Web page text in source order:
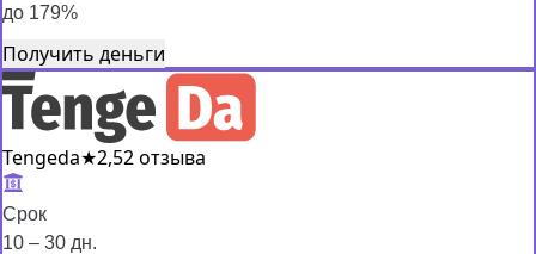
до 179%
Получить деньги
Tengeda★2,52 отзыва
Срок
10 – 30 дн.